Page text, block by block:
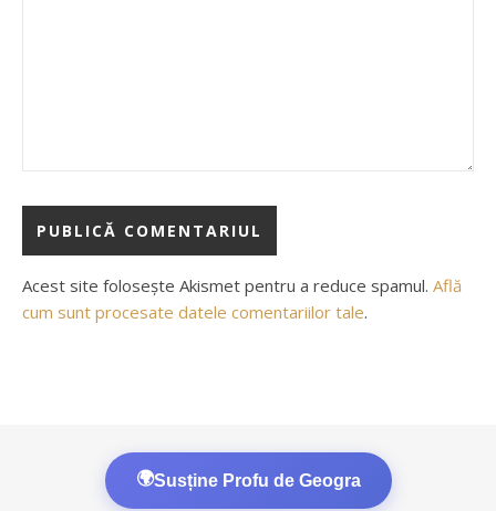
Acest site folosește Akismet pentru a reduce spamul. Află
cum sunt procesate datele comentariilor tale.
🌍Susține Profu de Geogra